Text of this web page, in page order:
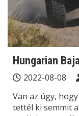
Hungarian
2022-08-08
Van az úgy,
tettél ki semmit